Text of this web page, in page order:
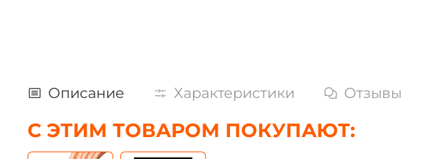
Описание Характеристики Отзывы
С ЭТИМ ТОВАРОМ ПОКУПАЮТ: